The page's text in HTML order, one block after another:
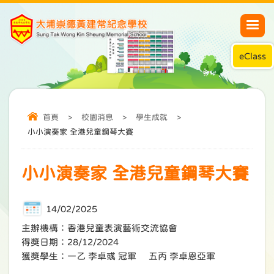
eClass
首頁 > 校園消息 > 學生成就
>
小小演奏家 全港兒童鋼琴大賽
小小演奏家 全港兒童鋼琴大賽
14/02/2025
主辦機構：香港兒童表演藝術交流協會
得獎日期：28/12/2024
獲獎學生：一乙 李卓彧 冠軍 五丙 李卓恩亞軍